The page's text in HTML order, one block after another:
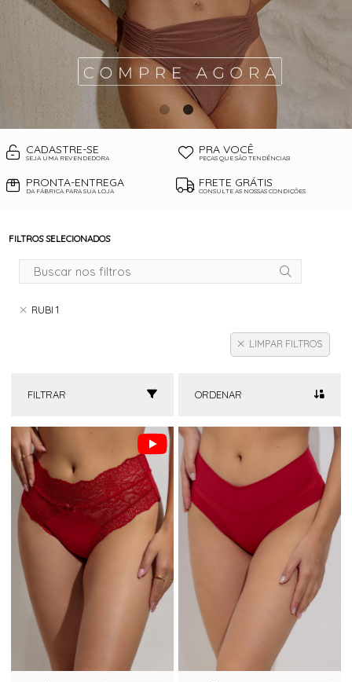
CADASTRE-SE
SEJA UMA REVENDEDORA
PRA VOCÊ
PEÇAS QUE SÃO TENDÊNCIAS!
PRONTA-ENTREGA
DA FÁBRICA PARA SUA LOJA
FRETE GRÁTIS
CONSULTE AS NOSSAS CONDIÇÕES
FILTROS SELECIONADOS
RUBI 1
LIMPAR FILTROS
FILTRAR ORDENAR